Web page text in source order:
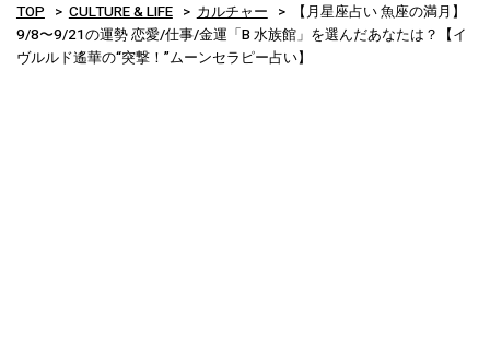
TOP CULTURE & LIFE カルチャー
【月星座占い 魚座の満月】
9/8〜9/21の運勢 恋愛/仕事/金運「B 水族館」を選んだあなたは？【イ
ヴルルド遙華の“突撃！”ムーンセラピー占い】